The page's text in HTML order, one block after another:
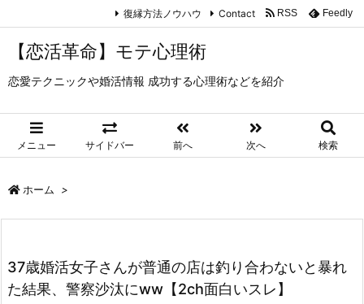
【恋活革命】モテ心理術
恋愛テクニックや婚活情報 成功する心理術などを紹介
メニュー サイドバー 前へ 次へ 検索
復縁方法ノウハウ Contact RSS Feedly
ホーム >
37歳婚活女子さんが普通の店は釣り合わないと暴れ
た結果、警察沙汰にww【2ch面白いスレ】